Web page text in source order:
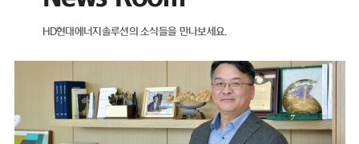
HD현대에너지솔루션의 소식들을 만나보세요.